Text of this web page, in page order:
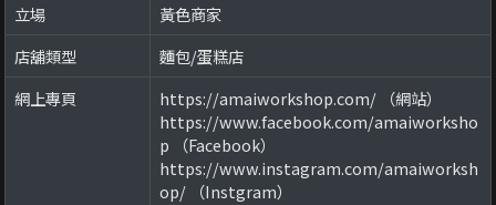
立場
黃色商家
店舖類型
麵包/蛋糕店
網上專頁
https://amaiworkshop.com/ （網站）
https://www.facebook.com/amaiworksho
p （Facebook）
https://www.instagram.com/amaiworksh
op/ （Instgram）